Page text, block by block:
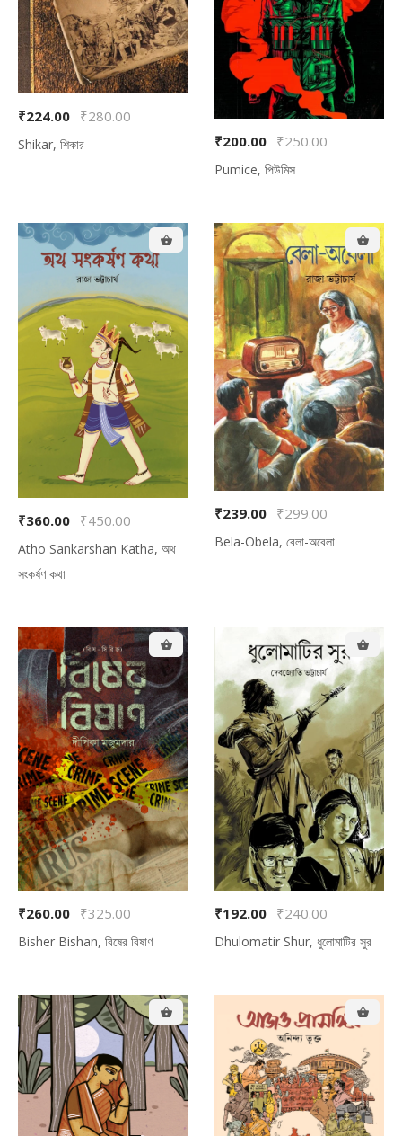
₹224.00 ₹280.00
Shikar, শিকার ₹200.00 ₹250.00
Pumice, পিউমিস
₹360.00 ₹450.00
Atho Sankarshan Katha, অথ
সংকর্ষণ কথা
₹239.00 ₹299.00
Bela-Obela, বেলা-অবেলা
₹260.00 ₹325.00
Bisher Bishan, বিষের বিষাণ
₹192.00 ₹240.00
Dhulomatir Shur, ধুলোমাটির সুর